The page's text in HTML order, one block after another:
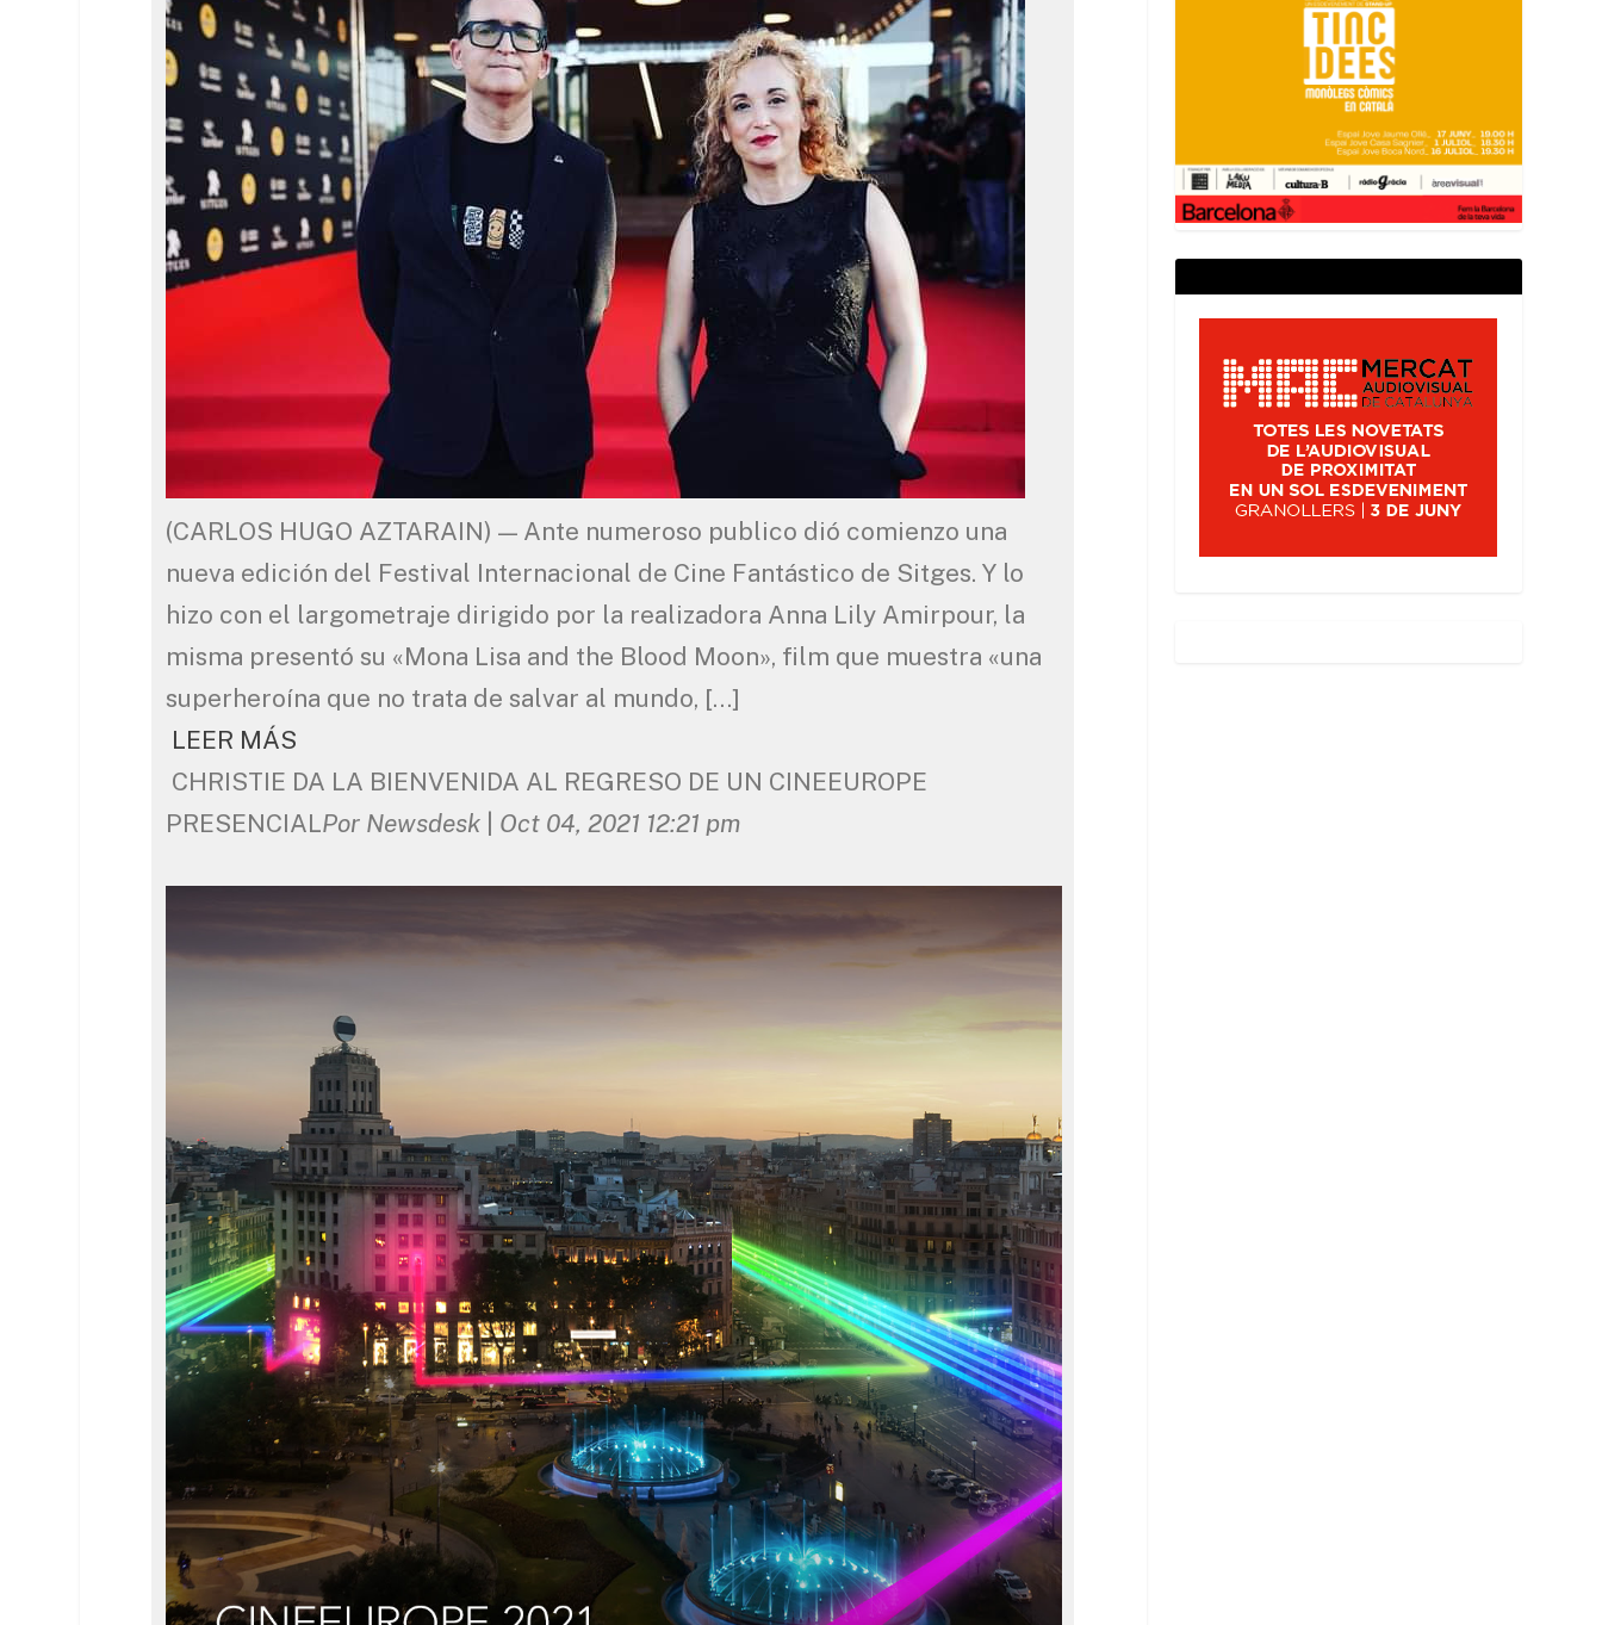
(CARLOS HUGO AZTARAIN) — Ante numeroso publico dió comienzo una
nueva edición del Festival Internacional de Cine Fantástico de Sitges. Y lo
hizo con el largometraje dirigido por la realizadora Anna Lily Amirpour, la
misma presentó su «Mona Lisa and the Blood Moon», film que muestra «una
superheroína que no trata de salvar al mundo, […]
LEER MÁS
CHRISTIE DA LA BIENVENIDA AL REGRESO DE UN CINEEUROPE
PRESENCIALPor Newsdesk Oct 04, 2021 12:21 pm